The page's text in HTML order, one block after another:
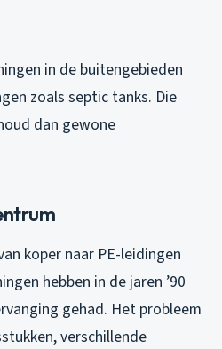
in de buitengebieden
zoals septic tanks. Die
dan gewone
koper naar PE-leidingen
hebben in de jaren ’90
gehad. Het probleem
verschillende